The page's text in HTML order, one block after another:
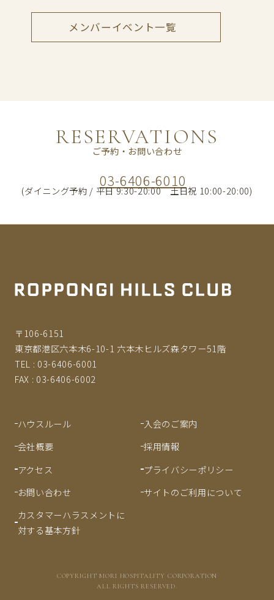
メンバーイベント一覧
RESERVATIONS
ご予約・お問い合わせ
03-6406-6010
(ダイニング予約 / 平日 9:30-20:00 土日祝 10:00-20:00)
〒106-6151
東京都港区六本木6-10-1 六本木ヒルズ森タワー51階
TEL : 03-6406-6001
FAX : 03-6406-6002
ハウスルール
入会のご案内
会社概要
採用情報
アクセス
プライバシーポリシー
お問い合わせ
サイトのご利用について
カスタマーハラスメントに
対する基本方針
COPYRIGHT MORI HOSPITALITY CORPORATION
ALL RIGHTS RESERVED.